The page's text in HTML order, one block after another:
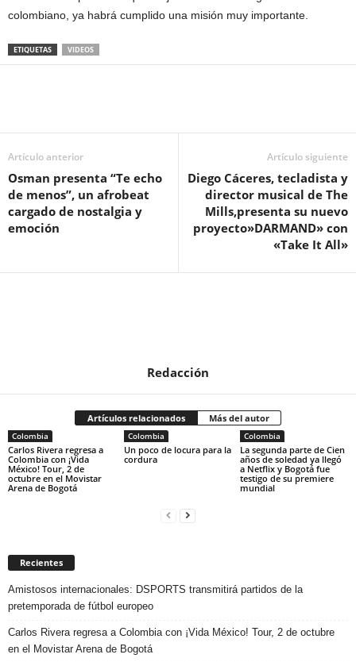
colombiano, ya habrá cumplido una misión muy importante.
ETIQUETAS VIDEOS
Artículo anterior
Osman presenta “Te echo
de menos”, un afrobeat
cargado de nostalgia y
emoción
Artículo siguiente
Diego Cáceres, tecladista y
director musical de The
Mills,presenta su nuevo
proyecto»DARMAND» con
«Take It All»
Redacción
Artículos relacionados Más del autor
Colombia
Carlos Rivera regresa a
Colombia con ¡Vida
México! Tour, 2 de
octubre en el Movistar
Arena de Bogotá
Colombia
Un poco de locura para la
cordura
Colombia
La segunda parte de Cien
años de soledad ya llegó
a Netflix y Bogotá fue
testigo de su premiere
mundial
Recientes
Amistosos internacionales: DSPORTS transmitirá partidos de la
pretemporada de fútbol europeo
Carlos Rivera regresa a Colombia con ¡Vida México! Tour, 2 de octubre
en el Movistar Arena de Bogotá